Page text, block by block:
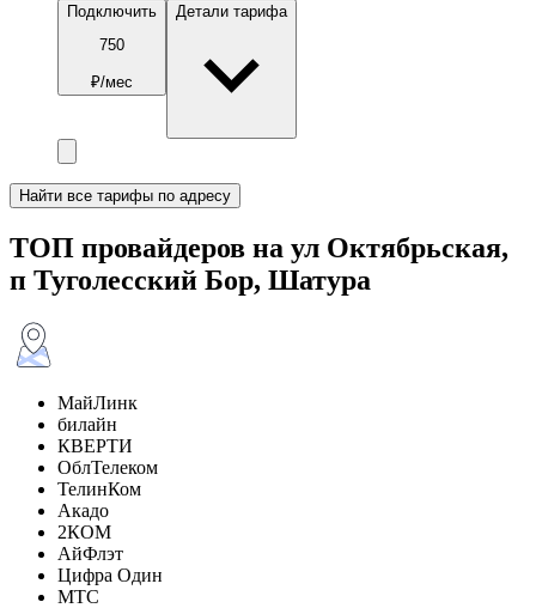
Подключить
750
₽/мес
Детали тарифа
Найти все тарифы по адресу
ТОП провайдеров на ул Октябрьская,
п Туголесский Бор, Шатура
МайЛинк
билайн
КВЕРТИ
ОблТелеком
ТелинКом
Акадо
2КОМ
АйФлэт
Цифра Один
МТС